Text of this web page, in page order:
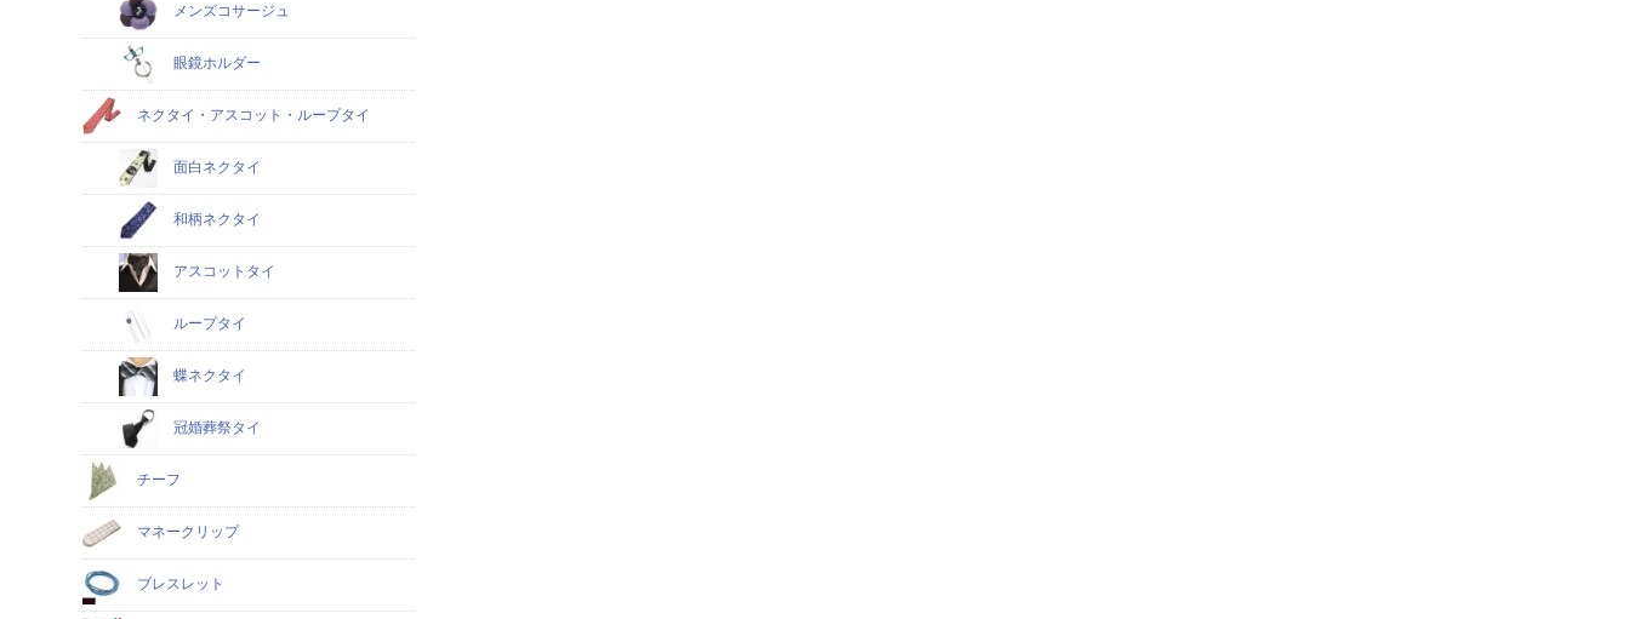
メンズコサージュ
眼鏡ホルダー
ネクタイ・アスコット・ループタイ
面白ネクタイ
和柄ネクタイ
アスコットタイ
ループタイ
蝶ネクタイ
冠婚葬祭タイ
チーフ
マネークリップ
ブレスレット